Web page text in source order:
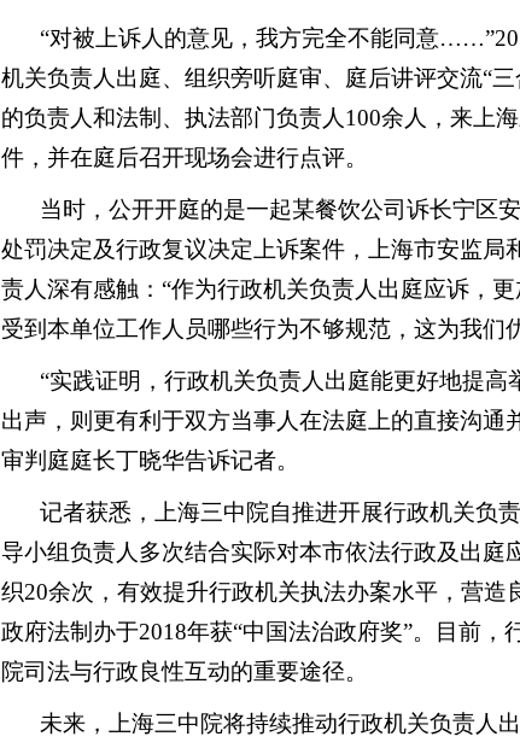
“对被上诉人的意见，我方完全不能同意
机关负责人出庭、组织旁听庭审、庭后讲评交流“
的负责人和法制、执法部门负责人100余人，来上
件，并在庭后召开现场会进行点评。
当时，公开开庭的是一起某餐饮公司诉长宁区
处罚决定及行政复议决定上诉案件，上海市安监
责人深有感触：“作为行政机关负责人出庭应诉，
受到本单位工作人员哪些行为不够规范，这为我
“实践证明，行政机关负责人出庭能更好地提
出声，则更有利于双方当事人在法庭上的直接沟
审判庭庭长丁晓华告诉记者。
记者获悉，上海三中院自推进开展行政机关负
导小组负责人多次结合实际对本市依法行政及出庭
织20余次，有效提升行政机关执法办案水平，营
政府法制办于2018年获“中国法治政府奖”。目前
院司法与行政良性互动的重要途径。
未来，上海三中院将持续推动行政机关负责人